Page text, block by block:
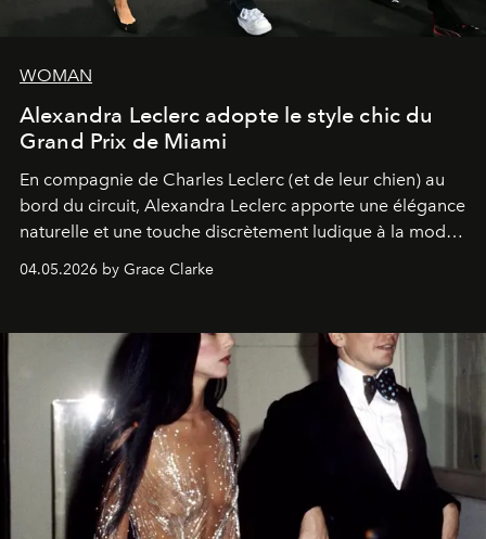
WOMAN
Alexandra Leclerc adopte le style chic du
Grand Prix de Miami
En compagnie de Charles Leclerc (et de leur chien) au
bord du circuit, Alexandra Leclerc apporte une élégance
naturelle et une touche discrètement ludique à la mode
de la Formule 1.
04.05.2026 by Grace Clarke